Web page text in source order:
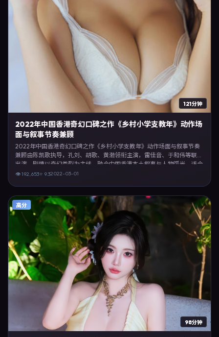
121分钟
2022年中国香港奇幻口碑之作《乡村小学支教年》动作场
面与叙事节奏兼顾
2022年中国香港奇幻口碑之作《乡村小学支教年》动作场面与叙事节奏
兼顾由陈凯歌执导，孔刘、胡歌、黄渤领衔主演，雷佳音、于和伟等联合
出演。剧情以奇幻类型为主线，融合中国香港本土叙事与人物弧光，适合
检索「奇幻电影 中国香港 陈凯歌 孔刘」等关键词的观众。2022年3月1日
用素材。
👁192,653⭐ 9.32022-03-01
高分
98分钟